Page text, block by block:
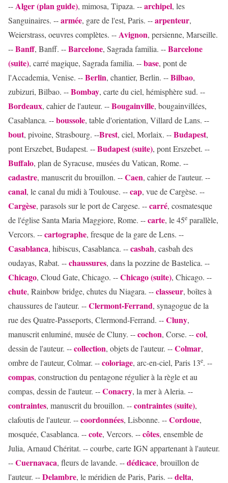
--Alger (plan guide), mimosa, Tipaza. --archipel, les
Sanguinaires. --armée, gare de l'est, Paris. --arpenteur,
Weierstrass, oeuvres complètes. --Avignon, persienne, Marseille.
--Banff, Banff. --Barcelone, Sagrada familia. --Barcelone
(suite), carré magique, Sagrada familia. --base, pont de
l'Accademia, Venise. --Berlin, chantier, Berlin. --Bilbao,
zubizuri, Bilbao. --Bombay, carte du ciel, hémisphère sud. --
Bordeaux, cahier de l'auteur. --Bougainville, bougainvillées,
Casablanca. --boussole, table d'orientation, Villard de Lans. --
bout, pivoine, Strasbourg. --Brest, ciel, Morlaix. --Budapest,
pont Erszebet, Budapest. --Budapest (suite), pont Erszebet. --
Buffalo, plan de Syracuse, musées du Vatican, Rome. --
cadastre, manuscrit du brouillon. --Caen, cahier de l'auteur. --
canal, le canal du midi à Toulouse. --cap, vue de Cargèse. --
Cargèse, parasols sur le port de Cargese. --carré, cosmatesque
de l'église Santa Maria Maggiore, Rome. --carte, le 45e parallèle,
Vercors. --cartographe, fresque de la gare de Lens. --
Casablanca, hibiscus, Casablanca. --casbah, casbah des
oudayas, Rabat. --chaussures, dans la pozzine de Bastelica. --
Chicago, Cloud Gate, Chicago. --Chicago (suite), Chicago. --
chute, Rainbow bridge, chutes du Niagara. --classeur, boîtes à
chaussures de l'auteur. --Clermont-Ferrand, synagogue de la
rue des Quatre-Passeports, Clermond-Ferrand. --Cluny,
manuscrit enluminé, musée de Cluny. --cochon, Corse. --col,
dessin de l'auteur. --collection, objets de l'auteur. --Colmar,
ombre de l'auteur, Colmar. --coloriage, arc-en-ciel, Paris 13e. --
compas, construction du pentagone régulier à la règle et au
compas, dessin de l'auteur. --Conacry, la mer à Aleria. --
contraintes, manuscrit du brouillon. --contraintes (suite),
clafoutis de l'auteur. --coordonnées, Lisbonne. --Cordoue,
mosquée, Casablanca. --cote, Vercors. --côtes, ensemble de
Julia, Arnaud Chéritat. -- courbe, carte IGN appartenant à l'auteur.
--Cuernavaca, fleurs de lavande. --dédicace, brouillon de
l'auteur. --Delambre, le méridien de Paris, Paris. --delta,